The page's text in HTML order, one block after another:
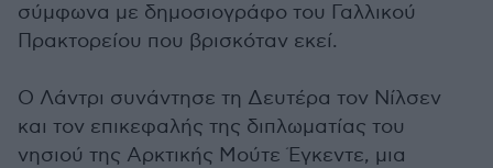
σύμφωνα με δημοσιογράφο του Γαλλικού
Πρακτορείου που βρισκόταν εκεί.
Ο Λάντρι συνάντησε τη Δευτέρα τον Νίλσεν
και τον επικεφαλής της διπλωματίας του
νησιού της Αρκτικής Μούτε Έγκεντε, μια